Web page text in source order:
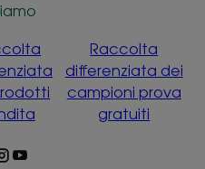
Raccolta
differenziata dei
campioni prova
gratuiti